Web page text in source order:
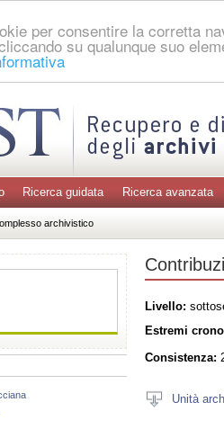
per consentire la corretta
su qualunque suo
Ricerca guidata Ricerca avanzata
archivistico
Livello:
Estremi
Consistenza:
Unità